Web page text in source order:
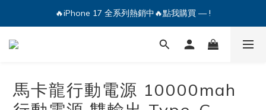
🔥iPhone 17 全系列熱銷中🔥點我購買 — !
🔥iPhone 17 全系列熱銷中🔥點我購買 — !
馬卡龍行動電源 10000mah